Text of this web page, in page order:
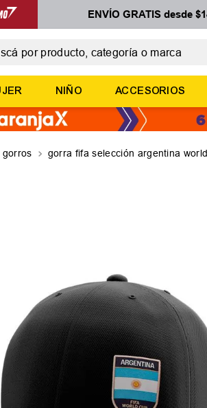
ENVÍO GRATIS desde
TÉRMINOS MÁS BUSCADOS
2
basquet
3.
zapatillas mujer
NIÑO ACCESORIOS
gorros gorra fifa selección argentina